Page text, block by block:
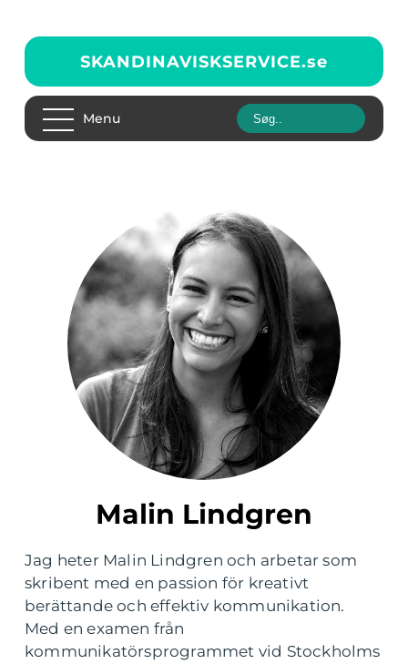
SKANDINAVISKSERVICE.se
Menu
Malin Lindgren
Jag heter Malin Lindgren och arbetar som
skribent med en passion för kreativt
berättande och effektiv kommunikation.
Med en examen från
kommunikatörsprogrammet vid Stockholms